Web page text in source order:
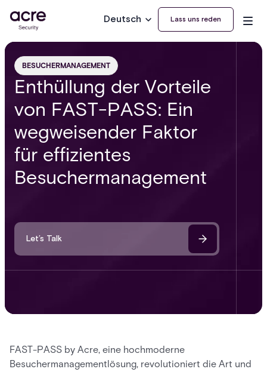
Deutsch Lass uns reden
BESUCHERMANAGEMENT
Enthüllung der Vorteile
von FAST-PASS: Ein
wegweisender Faktor
für effizientes
Besuchermanagement
Let’s Talk
FAST-PASS by Acre, eine hochmoderne
Besuchermanagementlösung, revolutioniert die Art und